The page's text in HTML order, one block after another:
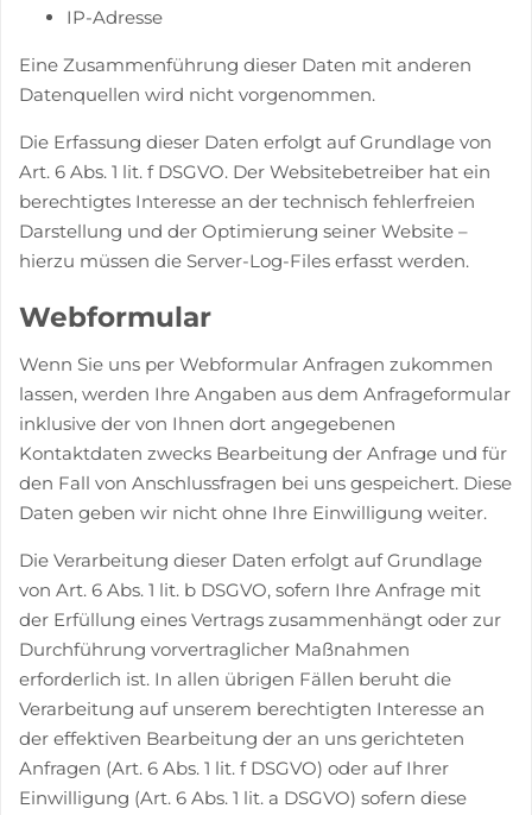
IP-Adresse
Eine Zusammenführung dieser Daten mit anderen
Datenquellen wird nicht vorgenommen.
Die Erfassung dieser Daten erfolgt auf Grundlage von
Art. 6 Abs. 1 lit. f DSGVO. Der Websitebetreiber hat ein
berechtigtes Interesse an der technisch fehlerfreien
Darstellung und der Optimierung seiner Website –
hierzu müssen die Server-Log-Files erfasst werden.
Webformular
Wenn Sie uns per Webformular Anfragen zukommen
lassen, werden Ihre Angaben aus dem Anfrageformular
inklusive der von Ihnen dort angegebenen
Kontaktdaten zwecks Bearbeitung der Anfrage und für
den Fall von Anschlussfragen bei uns gespeichert. Diese
Daten geben wir nicht ohne Ihre Einwilligung weiter.
Die Verarbeitung dieser Daten erfolgt auf Grundlage
von Art. 6 Abs. 1 lit. b DSGVO, sofern Ihre Anfrage mit
der Erfüllung eines Vertrags zusammenhängt oder zur
Durchführung vorvertraglicher Maßnahmen
erforderlich ist. In allen übrigen Fällen beruht die
Verarbeitung auf unserem berechtigten Interesse an
der effektiven Bearbeitung der an uns gerichteten
Anfragen (Art. 6 Abs. 1 lit. f DSGVO) oder auf Ihrer
Einwilligung (Art. 6 Abs. 1 lit. a DSGVO) sofern diese